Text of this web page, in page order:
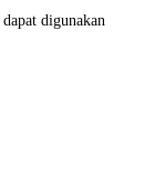
digunakan